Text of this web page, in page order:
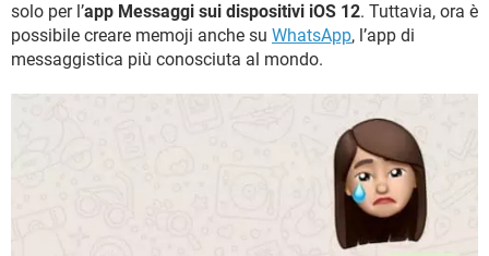
solo per l’app Messaggi sui dispositivi iOS 12. Tuttavia, ora è
possibile creare memoji anche su WhatsApp, l’app di
messaggistica più conosciuta al mondo.